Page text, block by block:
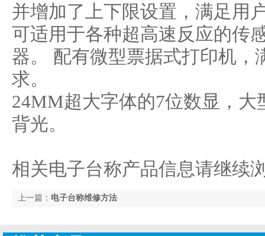
并增加了上下限设置，满足用
可适用于各种超高速反应的传
器。 配有微型票据式打印机，
求。
24MM超大字体的7位数显，
背光。
相关电子台称产品信息请继续
上一篇： 电子台称维修方法